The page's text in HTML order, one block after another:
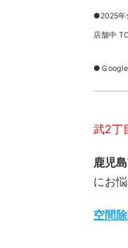
●2025年
店舗中
●Ｇoogle
武2丁
鹿児
にお
空間